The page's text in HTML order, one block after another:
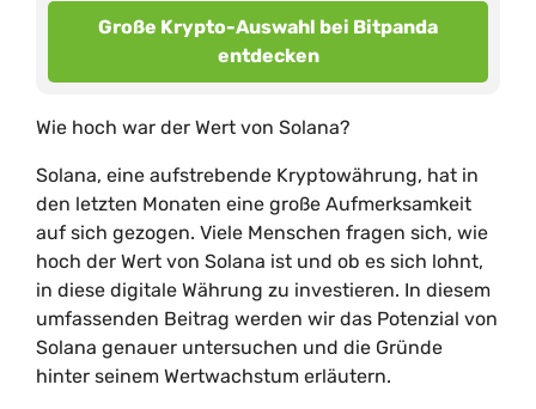
Große Krypto-Auswahl bei Bitpanda
entdecken
Wie hoch war der Wert von Solana?
Solana, eine aufstrebende Kryptowährung, hat in
den letzten Monaten eine große Aufmerksamkeit
auf sich gezogen. Viele Menschen fragen sich, wie
hoch der Wert von Solana ist und ob es sich lohnt,
in diese digitale Währung zu investieren. In diesem
umfassenden Beitrag werden wir das Potenzial von
Solana genauer untersuchen und die Gründe
hinter seinem Wertwachstum erläutern.